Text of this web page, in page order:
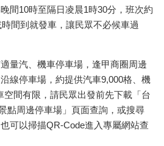
間10時至隔日凌晨1時30分，班次約
間到就發車，讓民眾不必候車過
量汽、機車停車場，逢甲商圈周邊
線停車場，約提供汽車9,000格、機
空間有限，請民眾出發前先下載「台
點周邊停車場」頁面查詢，或搜尋
可以掃描QR-Code進入專屬網站查